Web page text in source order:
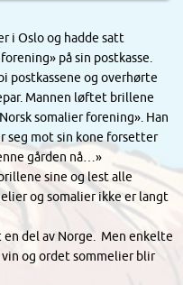
i Oslo og hadde satt
på sin postkasse.
postkassene og overhørte
Mannen løftet brillene
somalier forening». Han
seg mot sin kone forsetter
gården nå…»
sine og lest alle
og somalier ikke er langt
del av Norge. Men enkelte
og ordet sommelier blir